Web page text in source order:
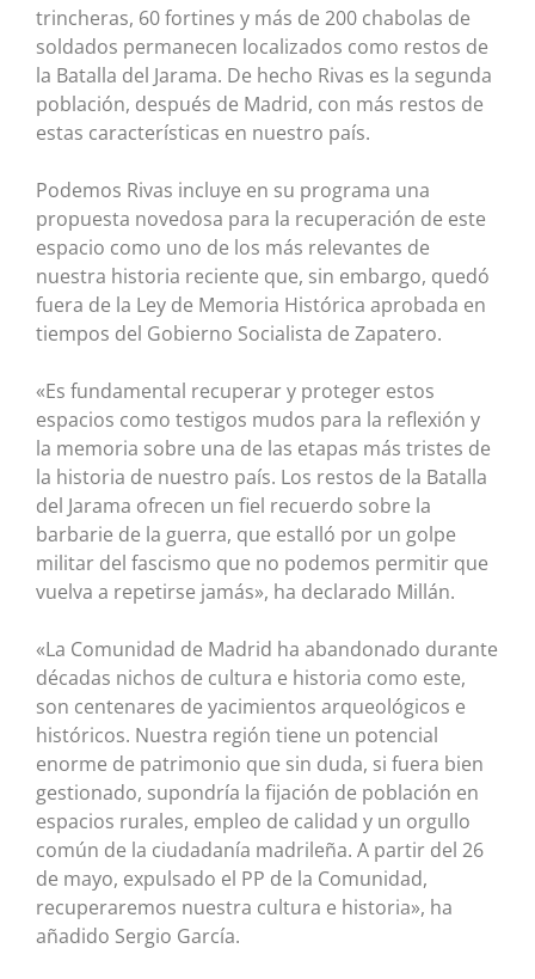
trincheras, 60 fortines y más de 200 chabolas de
soldados permanecen localizados como restos de
la Batalla del Jarama. De hecho Rivas es la segunda
población, después de Madrid, con más restos de
estas características en nuestro país.
Podemos Rivas incluye en su programa una
propuesta novedosa para la recuperación de este
espacio como uno de los más relevantes de
nuestra historia reciente que, sin embargo, quedó
fuera de la Ley de Memoria Histórica aprobada en
tiempos del Gobierno Socialista de Zapatero.
«Es fundamental recuperar y proteger estos
espacios como testigos mudos para la reflexión y
la memoria sobre una de las etapas más tristes de
la historia de nuestro país. Los restos de la Batalla
del Jarama ofrecen un fiel recuerdo sobre la
barbarie de la guerra, que estalló por un golpe
militar del fascismo que no podemos permitir que
vuelva a repetirse jamás», ha declarado Millán.
«La Comunidad de Madrid ha abandonado durante
décadas nichos de cultura e historia como este,
son centenares de yacimientos arqueológicos e
históricos. Nuestra región tiene un potencial
enorme de patrimonio que sin duda, si fuera bien
gestionado, supondría la fijación de población en
espacios rurales, empleo de calidad y un orgullo
común de la ciudadanía madrileña. A partir del 26
de mayo, expulsado el PP de la Comunidad,
recuperaremos nuestra cultura e historia», ha
añadido Sergio García.